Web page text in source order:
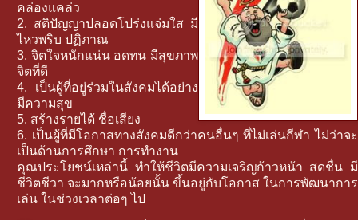
คล่องแคล่ว
2. สติปัญญาปลอดโปร่งแจ่มใส มี
ไหวพริบ ปฏิภาณ
3. จิตใจหนักแน่น อดทน มีสุขภาพ
จิตที่ดี
4. เป็นผู้ที่อยู่ร่วมในสังคมได้อย่าง
มีความสุข
5. สร้างรายได้ ชื่อเสียง
6. เป็นผู้ที่มีโอกาสทางสังคมดีกว่าคนอื่นๆ ที่ไม่เล่นกีฬา ไม่ว่าจะ
เป็นด้านการศึกษา การทำงาน
คุณประโยชน์เหล่านี้ ทำให้ชีวิตมีความเจริญก้าวหน้า สดชื่น มี
ชีวิตชีวา จะมากหรือน้อยนั้น ขึ้นอยู่กับโอกาส ในการพัฒนาการ
เล่น ในช่วงเวลาต่อๆ ไป